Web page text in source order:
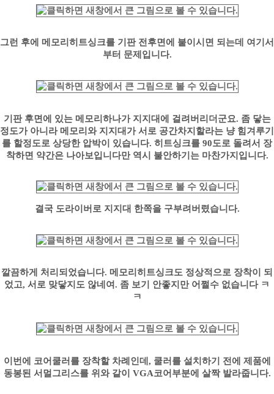
그런 후에 메모리히트싱크를 기판 전후면에 붙이시면 되는데 여기서
부터 문제입니다.
기판 후면에 있는 메모리하나가 지지대에 걸려버리더군요. 좀 닿는
정도가 아니라 메모리와 지지대가 서로 공간차지할라는 냥 힘겨루기
를 할정도로 상당한 압박이 있습니다. 히트싱크를 90도로 돌려서 장
착하면 약간은 나아보입니다만 역시 불안하기는 마찬가지입니다.
결국 도라이버로 지지대 한쪽을 구부려버렸습니다.
깔끔하게 처리되었습니다. 메모리히트싱크도 정상적으로 장착이 되
었고, 서로 맞닿지도 않네여. 좀 보기 안좋지만 어쩔수 없습니다 ㅋ
ㅋ
이번에 코어쿨러를 장착할 차례인데, 쿨러를 설치하기 전에 제품에
동봉된 서멀그리스를 위와 같이 VGA코어부분에 살짝 발라줍니다.